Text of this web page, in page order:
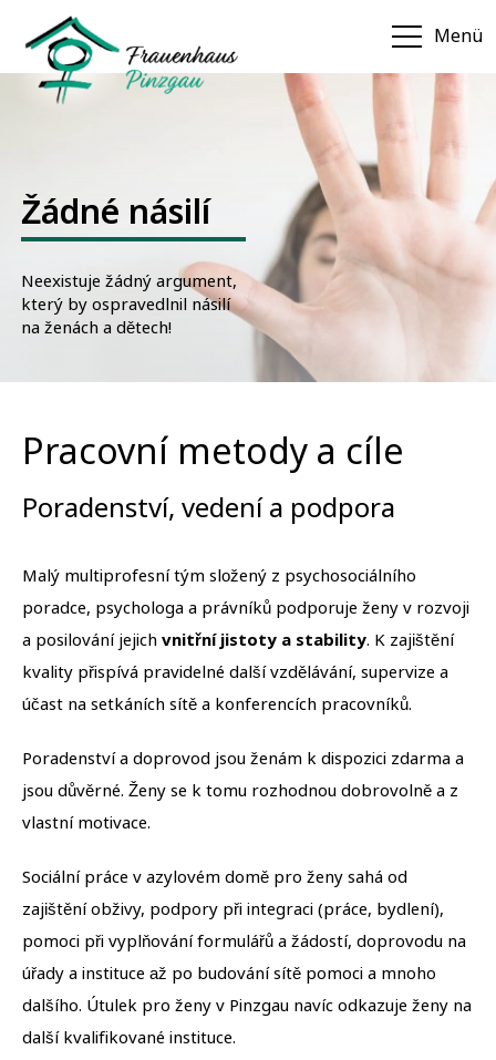
Menü
Žádné násilí
Neexistuje žádný argument,
který by ospravedlnil násilí
na ženách a dětech!
Pracovní metody a cíle
Poradenství, vedení a podpora
Malý multiprofesní tým složený z psychosociálního
poradce, psychologa a právníků podporuje ženy v rozvoji
a posilování jejich vnitřní jistoty a stability. K zajištění
kvality přispívá pravidelné další vzdělávání, supervize a
účast na setkáních sítě a konferencích pracovníků.
Poradenství a doprovod jsou ženám k dispozici zdarma a
jsou důvěrné. Ženy se k tomu rozhodnou dobrovolně a z
vlastní motivace.
Sociální práce v azylovém domě pro ženy sahá od
zajištění obživy, podpory při integraci (práce, bydlení),
pomoci při vyplňování formulářů a žádostí, doprovodu na
úřady a instituce až po budování sítě pomoci a mnoho
dalšího. Útulek pro ženy v Pinzgau navíc odkazuje ženy na
další kvalifikované instituce.